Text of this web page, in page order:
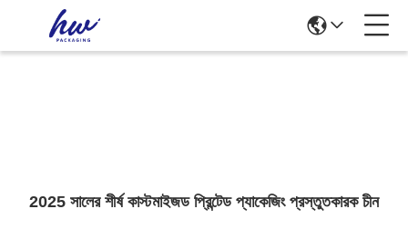
2025 সালের শীর্ষ কাস্টমাইজড প্রিন্টেড প্যাকেজিং প্রস্তুতকারক চীন